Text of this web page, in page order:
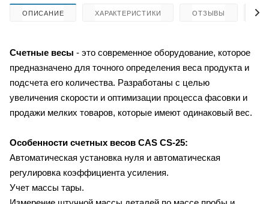
ОПИСАНИЕ ХАРАКТЕРИСТИКИ ОТЗЫВЫ
Счетные весы - это современное оборудование, которое
предназначено для точного определения веса продукта и
подсчета его количества. Разработаны с целью
увеличения скорости и оптимизации процесса фасовки и
продажи мелких товаров, которые имеют одинаковый вес.
Особенности счетных весов CAS CS-25:
Автоматическая установка нуля и автоматическая
регулировка коэффициента усиления.
Учет массы тары.